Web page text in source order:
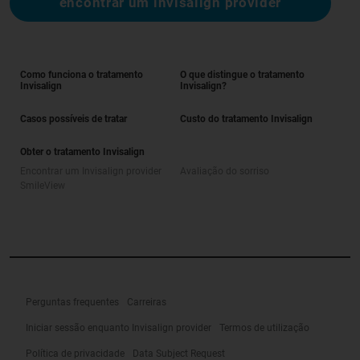
Como funciona o tratamento
Invisalign
O que distingue o tratamento
Invisalign?
Casos possíveis de tratar Custo do tratamento Invisalign
Obter o tratamento Invisalign
Perguntas frequentes Carreiras
Iniciar sessão enquanto Invisalign provider Termos de utilização
Política de privacidade Data Subject Request